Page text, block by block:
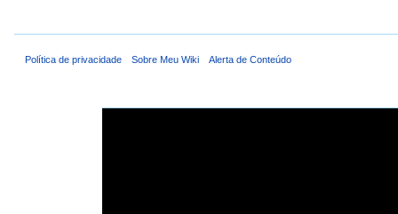
Política de privacidade Sobre Meu Wiki Alerta de Conteúdo